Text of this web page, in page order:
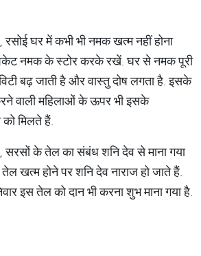
घर में कभी भी नमक खत्म नहीं होना
नमक के स्टोर करके रखें. घर से नमक पूरी
बढ़ जाती है और वास्तु दोष लगता है. इसके
वाली महिलाओं के ऊपर भी इसके
मिलते हैं.
सरसों के तेल का संबंध शनि देव से माना गया
खत्म होने पर शनि देव नाराज हो जाते हैं.
इस तेल को दान भी करना शुभ माना गया है.